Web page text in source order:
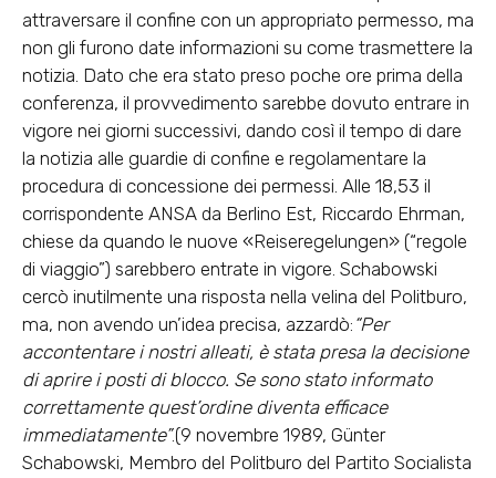
attraversare il confine con un appropriato permesso, ma
non gli furono date informazioni su come trasmettere la
notizia. Dato che era stato preso poche ore prima della
conferenza, il provvedimento sarebbe dovuto entrare in
vigore nei giorni successivi, dando così il tempo di dare
la notizia alle guardie di confine e regolamentare la
procedura di concessione dei permessi. Alle 18,53 il
corrispondente ANSA da Berlino Est, Riccardo Ehrman,
chiese da quando le nuove «Reiseregelungen» (“regole
di viaggio”) sarebbero entrate in vigore. Schabowski
cercò inutilmente una risposta nella velina del Politburo,
ma, non avendo un’idea precisa, azzardò: “Per
accontentare i nostri alleati, è stata presa la decisione
di aprire i posti di blocco. Se sono stato informato
correttamente quest’ordine diventa efficace
immediatamente”.(9 novembre 1989, Günter
Schabowski, Membro del Politburo del Partito Socialista